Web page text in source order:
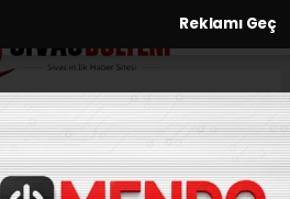
Reklamı Geç
jandarmadan
bayram ziyareti